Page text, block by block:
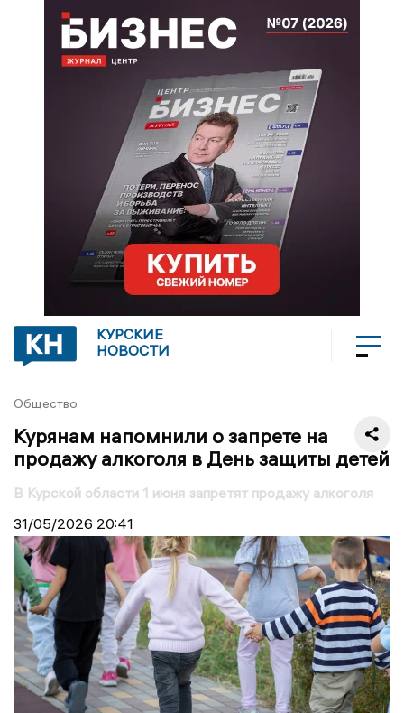
КУРСКИЕ
НОВОСТИ
Общество
Курянам напомнили о запрете на
продажу алкоголя в День защиты детей
В Курской области 1 июня запретят продажу алкоголя
31/05/2026 20:41